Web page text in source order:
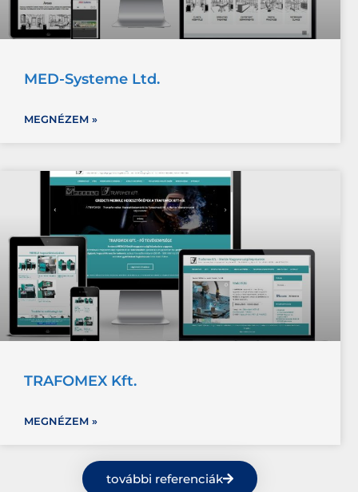
MED-Systeme Ltd.
MEGNÉZEM »
TRAFOMEX Kft.
MEGNÉZEM »
további referenciák